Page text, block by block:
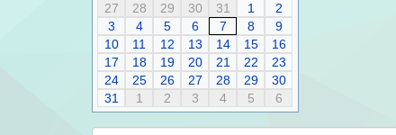
27
28 29 30 31 1
2
3
4 5 6 7 8
9
10
11 12 13 14 15
16
17
18 19 20 21 22
23
24
25 26 27 28 29
30
31
1 2 3 4 5 6